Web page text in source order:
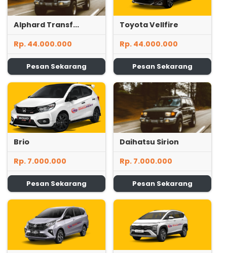
Alphard Transf...
Rp. 44.000.000
Pesan Sekarang
Toyota Vellfire
Rp. 44.000.000
Pesan Sekarang
Brio
Rp. 7.000.000
Pesan Sekarang
Daihatsu Sirion
Rp. 7.000.000
Pesan Sekarang